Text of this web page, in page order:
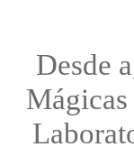
Desde